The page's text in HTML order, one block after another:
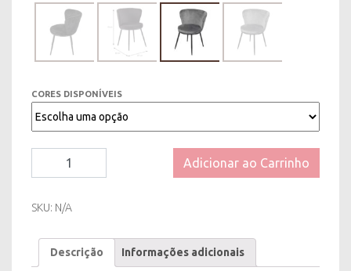
CORES DISPONÍVEIS
Preta/Cinza
Verde
quantity
Adicionar ao Carrinho
SKU: N/A
Descrição Informações adicionais